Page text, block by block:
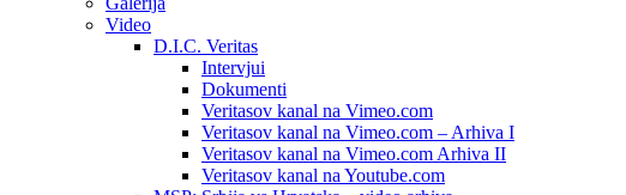
Video
D.I.C. Veritas
Intervjui
Dokumenti
Veritasov kanal na Vimeo.com
Veritasov kanal na Vimeo.com – Arhiva I
Veritasov kanal na Vimeo.com Arhiva II
Veritasov kanal na Youtube.com